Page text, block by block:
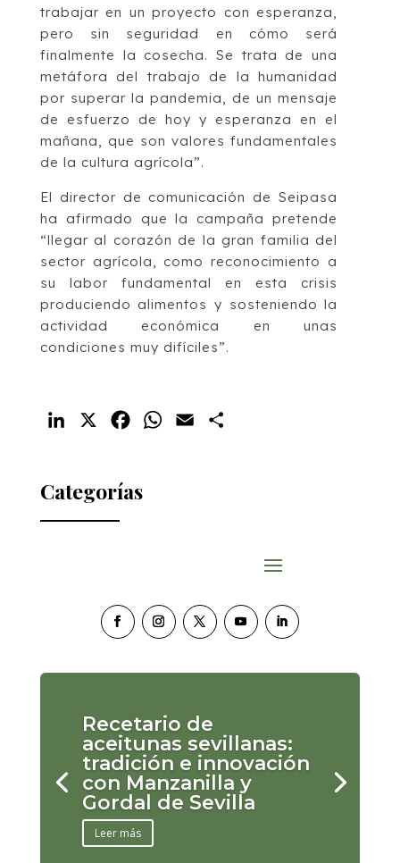
trabajar en un proyecto con esperanza,
pero sin seguridad en cómo será
finalmente la cosecha. Se trata de una
metáfora del trabajo de la humanidad
por superar la pandemia, de un mensaje
de esfuerzo de hoy y esperanza en el
mañana, que son valores fundamentales
de la cultura agrícola”.
El director de comunicación de Seipasa
ha afirmado que la campaña pretende
“llegar al corazón de la gran familia del
sector agrícola, como reconocimiento a
su labor fundamental en esta crisis
produciendo alimentos y sosteniendo la
actividad económica en unas
condiciones muy difíciles”.
LinkedIn FacebookWhatsApp
Email
Categorías
Recetario de
aceitunas sevillanas:
tradición e innovación
con Manzanilla y
Gordal de Sevilla
Leer más